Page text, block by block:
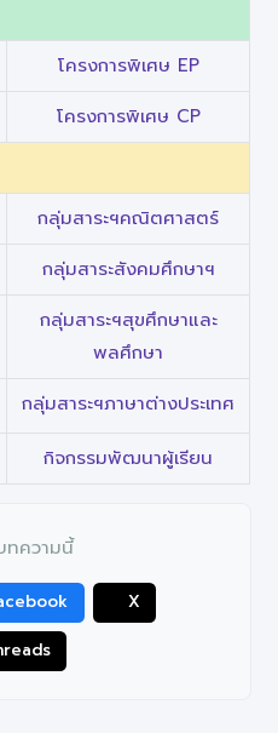
โครงการพิเศษ EP
โครงการพิเศษ CP
กลุ่มสาระฯคณิตศาสตร์
กลุ่มสาระสังคมศึกษาฯ
กลุ่มสาระฯสุขศึกษาและ
พลศึกษา
กลุ่มสาระฯภาษาต่างประเทศ
กิจกรรมพัฒนาผู้เรียน
ทความนี้
X